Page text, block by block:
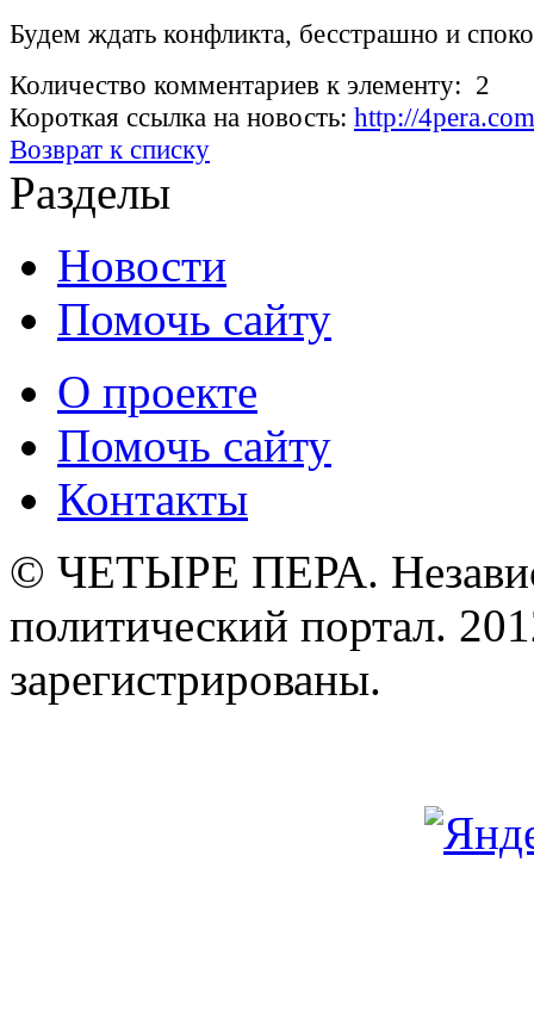
Будем ждать конфликта, бесстрашно и
Количество комментариев к элементу: 2
Короткая ссылка на новость: http://
Возврат к списку
Разделы
Новости
Помочь сайту
О проекте
Помочь сайту
Контакты
© ЧЕТЫРЕ ПЕРА.
политический портал.
зарегистрированы.